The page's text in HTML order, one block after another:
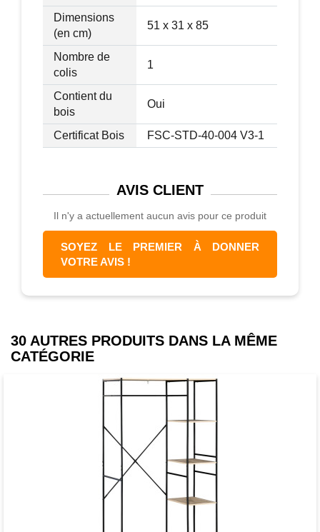
- Matériau : bois de bambou
- Dim. totales : 51L x 31l x 85H cm
- Dim. porte-serviettes : Ø 1,8 x 47L cm
- Dim. étagère : 51L x 31l x 70H cm
- Hauteur piètement : 7,3 cm
- Charge max. recommandée : 1 Kg
(chaque barre), 5 Kg (étagère)
- Livraison en un colis
Dimensions
(en cm)
51 x 31 x 85
Nombre de
colis
1
Contient du
bois
Oui
Certificat Bois FSC-STD-40-004 V3-1
AVIS CLIENT
Il n'y a actuellement aucun avis pour ce produit
SOYEZ LE PREMIER À DONNER
VOTRE AVIS !
30 AUTRES PRODUITS DANS LA MÊME
CATÉGORIE